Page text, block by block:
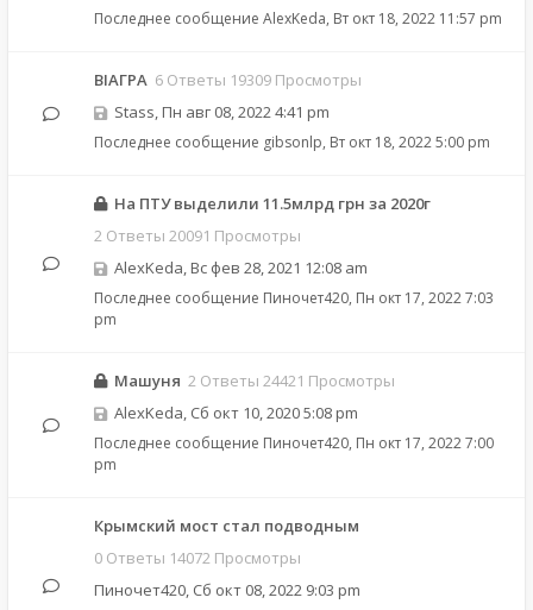
Последнее сообщение AlexKeda, Вт окт 18, 2022 11:57 pm
ВІАГРА 6 Ответы 19309 Просмотры
Stass, Пн авг 08, 2022 4:41 pm
Последнее сообщение gibsonlp, Вт окт 18, 2022 5:00 pm
На ПТУ выделили 11.5млрд грн за 2020г
2 Ответы 20091 Просмотры
AlexKeda, Вс фев 28, 2021 12:08 am
Последнее сообщение Пиночет420, Пн окт 17, 2022 7:03
pm
Машуня 2 Ответы 24421 Просмотры
AlexKeda, Сб окт 10, 2020 5:08 pm
Последнее сообщение Пиночет420, Пн окт 17, 2022 7:00
pm
Крымский мост стал подводным
0 Ответы 14072 Просмотры
Пиночет420, Сб окт 08, 2022 9:03 pm